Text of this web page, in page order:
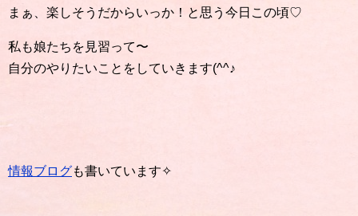
まぁ、楽しそうだからいっか！と思う今日この頃♡
私も娘たちを見習って〜
自分のやりたいことをしていきます(^^♪
情報ブログも書いています✧